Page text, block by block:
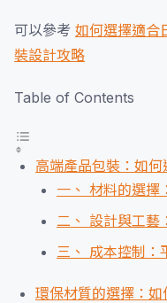
可以參考 如何選擇適合
裝設計攻略
Table of Contents
高端產品包裝：如
一、 材料的選擇
二、 設計與工藝
三、 成本控制：
環保材質的選擇：